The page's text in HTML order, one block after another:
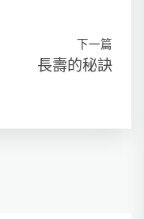
下一篇
長壽的秘訣